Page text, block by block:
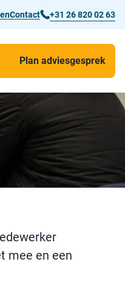
Contact +31 26 820 02 63
Plan adviesgesprek
mee en een